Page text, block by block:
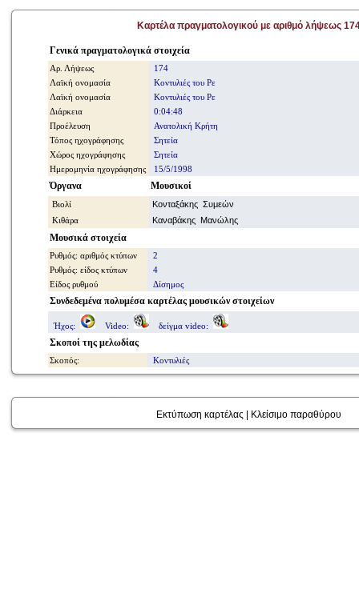
Καρτέλα πραγματολογικού με αριθμό λήψεως
Γενικά πραγματολογικά στοιχεία
Αρ. Λήψεως
174
Λαϊκή ονομασία
Κοντυλιές του Ρε
Λαϊκή ονομασία
Κοντυλιές του Ρε
Διάρκεια
0:04:48
Προέλευση
Ανατολική Κρήτη
Τόπος ηχογράφησης
Σητεία
Χώρος ηχογράφησης
Σητεία
Ημερομηνία ηχογράφησης
15/5/1998
Όργανα Μουσικοί
Βιολί
Κονταξάκης Συμεών
Κιθάρα
Καναβάκης Μανώλης
Μουσικά στοιχεία
Ρυθμός: αριθμός κτύπων
2
Ρυθμός: είδος κτύπων
4
Είδος ρυθμού
Δίσημος
Συνδεδεμένα πολυμέσα καρτέλας μουσικών στοιχείων
Ήχος: Video: δείγμα video:
Σκοποί της μελωδίας
Σκοπός: Κοντυλιές
Εκτύπωση καρτέλας Κλείσιμο παραθύρου